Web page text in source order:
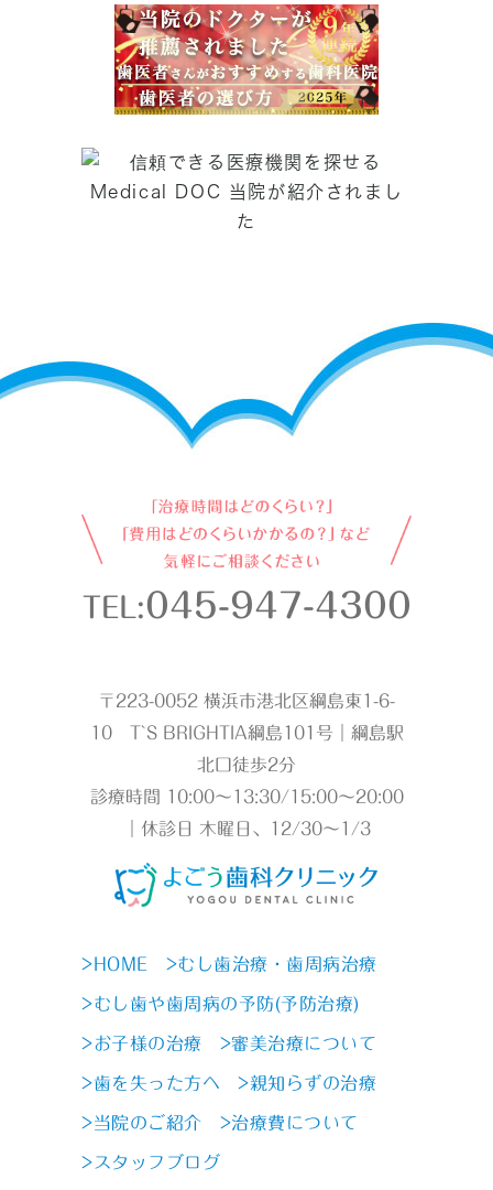
TEL:045-947-4300
〒223-0052 横浜市港北区綱島東1-6-
10 T`S BRIGHTIA綱島101号｜綱島駅
北口徒歩2分
診療時間 10:00～13:30/15:00～20:00
｜休診日 木曜日、12/30～1/3
>HOME >むし歯治療・歯周病治療
>むし歯や歯周病の予防(予防治療)
>お子様の治療 >審美治療について
>歯を失った方へ >親知らずの治療
>当院のご紹介 >治療費について
>スタッフブログ